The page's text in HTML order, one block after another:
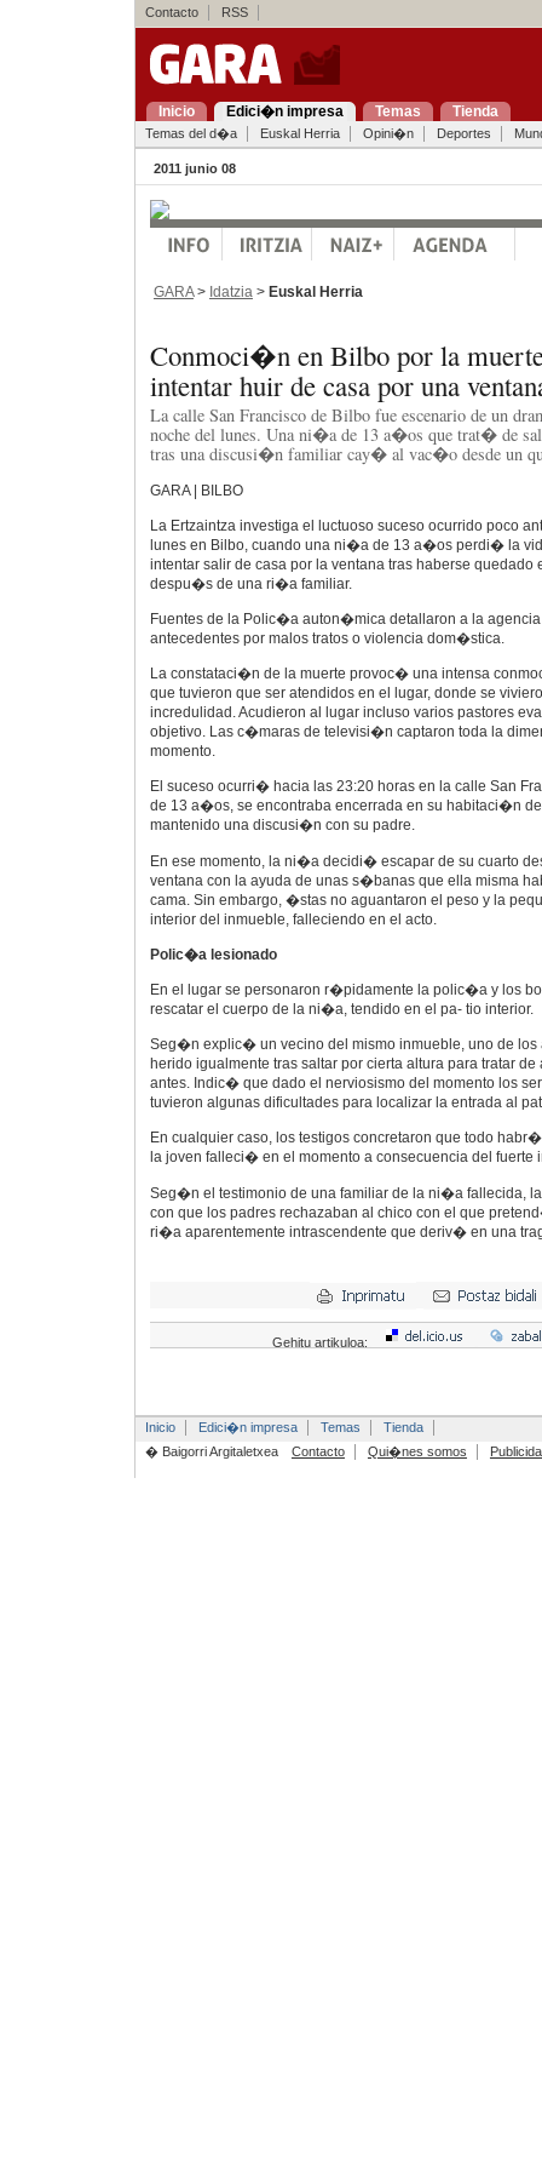
Contacto RSS
Inicio Edici�n impresa Temas Tienda
Temas del d�a Euskal Herria Opini�n Deportes
2011 junio 08
GARA> Idatzia > Euskal Herria
Conmoci�n en Bilbo por la
intentar huir de casa por una
La calle San Francisco de Bilbo fue escenario de un
noche del lunes. Una ni�a de 13 a�os que trat� de
tras una discusi�n familiar cay� al vac�o desde un
GARA | BILBO
La Ertzaintza investiga el luctuoso suceso ocurrido poco
lunes en Bilbo, cuando una ni�a de 13 a�os perdi� la
intentar salir de casa por la ventana tras haberse quedado
despu�s de una ri�a familiar.
Fuentes de la Polic�a auton�mica detallaron a la
antecedentes por malos tratos o violencia dom�stica.
La constataci�n de la muerte provoc� una intensa
que tuvieron que ser atendidos en el lugar, donde se
incredulidad. Acudieron al lugar incluso varios pastores
objetivo. Las c�maras de televisi�n captaron toda la
momento.
El suceso ocurri� hacia las 23:20 horas en la calle San
de 13 a�os, se encontraba encerrada en su habitaci�n
mantenido una discusi�n con su padre.
En ese momento, la ni�a decidi� escapar de su cuarto
ventana con la ayuda de unas s�banas que ella misma
cama. Sin embargo, �stas no aguantaron el peso y la
interior del inmueble, falleciendo en el acto.
Polic�a lesionado
En el lugar se personaron r�pidamente la polic�a y los
rescatar el cuerpo de la ni�a, tendido en el pa- tio interior.
Seg�n explic� un vecino del mismo inmueble, uno de
herido igualmente tras saltar por cierta altura para tratar
antes. Indic� que dado el nerviosismo del momento los
tuvieron algunas dificultades para localizar la entrada al
En cualquier caso, los testigos concretaron que todo
la joven falleci� en el momento a consecuencia del fuerte
Seg�n el testimonio de una familiar de la ni�a fallecida,
con que los padres rechazaban al chico con el que
ri�a aparentemente intrascendente que deriv� en una
Gehitu artikuloa:
Inicio Edici�n impresa Temas
Tienda
� Baigorri Argitaletxea
Contacto Qui�nes somos